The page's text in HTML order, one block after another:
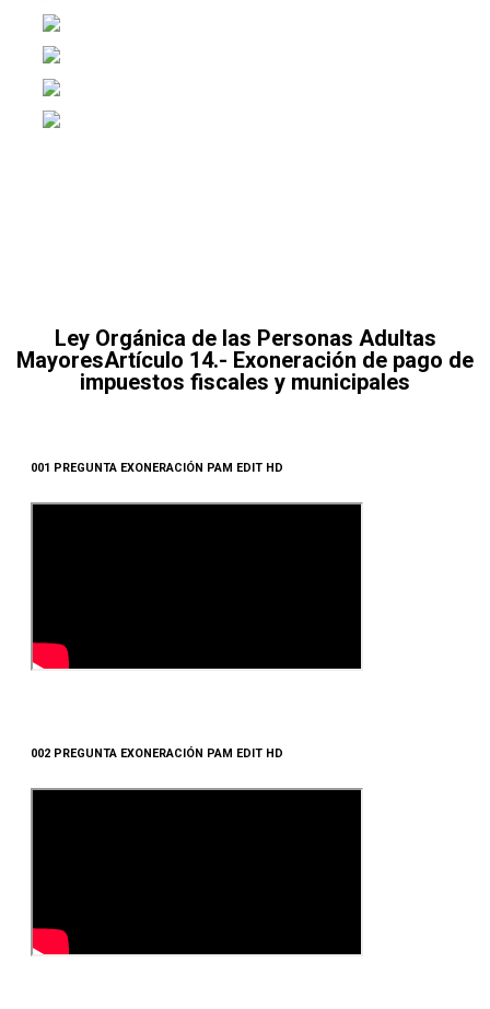
Ley Orgánica de las Personas Adultas
MayoresArtículo 14.- Exoneración de pago de
impuestos fiscales y municipales
001 PREGUNTA EXONERACIÓN PAM EDIT HD
002 PREGUNTA EXONERACIÓN PAM EDIT HD